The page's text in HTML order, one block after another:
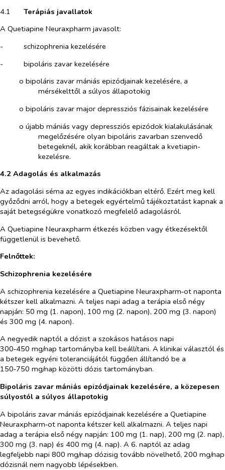
4.1​
Terápiás javallatok
A Quetiapine Neuraxpharm javasolt:
-​
schizophrenia kezelésére
-​
bipoláris zavar kezelésére
o​ bipoláris zavar mániás epizódjainak kezelésére, a
mérsékelttől a súlyos állapotokig
o​ bipoláris zavar major depressziós fázisainak kezelésére
o​ újabb mániás vagy depressziós epizódok kialakulásának
megelőzésére olyan bipoláris zavarban szenvedő
betegeknél, akik korábban reagáltak a kvetiapin-
kezelésre.
4.2 Adagolás és alkalmazás
Az adagolási séma az egyes indikációkban eltérő. Ezért meg kell
győződni arról, hogy a betegek egyértelmű tájékoztatást kapnak a
saját betegségükre vonatkozó megfelelő adagolásról.
A Quetiapine Neuraxpharm étkezés közben vagy étkezésektől
függetlenül is bevehető.
Felnőttek:
Schizophrenia kezelésére
A schizophrenia kezelésére a Quetiapine Neuraxpharm‑ot naponta
kétszer kell alkalmazni. A teljes napi adag a terápia első négy
napján: 50 mg (1. napon), 100 mg (2. napon), 200 mg (3. napon)
és 300 mg (4. napon).
A negyedik naptól a dózist a szokásos hatásos napi
300‑450 mg/nap tartományba kell beállítani. A klinikai választól és
a betegek egyéni toleranciájától függően állítandó be a
150‑750 mg/nap közötti dózis tartományban.
Bipoláris zavar mániás epizódjainak kezelésére, a közepesen
súlyostól a súlyos állapotokig
A bipoláris zavar mániás epizódjainak kezelésére a Quetiapine
Neuraxpharm‑ot naponta kétszer kell alkalmazni. A teljes napi
adag a terápia első négy napján: 100 mg (1. nap), 200 mg (2. nap),
300 mg (3. nap) és 400 mg (4. nap). A 6. naptól az adag
legfeljebb napi 800 mg/nap dózisig tovább növelhető, 200 mg/nap
dózisnál nem nagyobb lépésekben.